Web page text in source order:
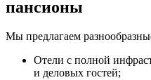
пансионы
Мы предлагаем
Отели с полной
и деловых гостей;